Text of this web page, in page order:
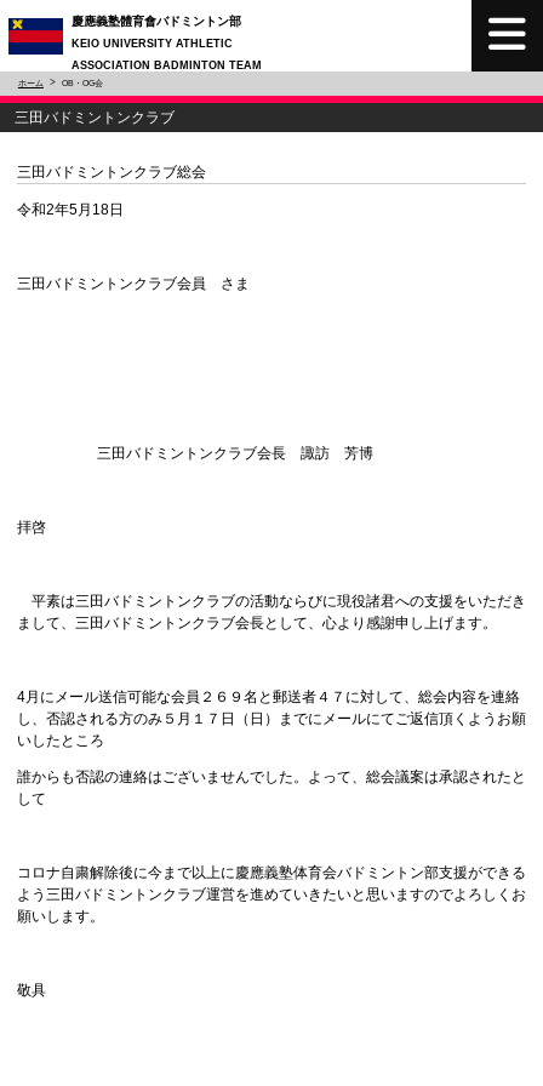
慶應義塾體育會バドミントン部
KEIO UNIVERSITY ATHLETIC
ASSOCIATION BADMINTON TEAM
ホーム OB・OG会
三田バドミントンクラブ
三田バドミントンクラブ総会
令和2年5月18日
三田バドミントンクラブ会員 さま
三田バドミントンクラブ会長 諏訪 芳博
拝啓
平素は三田バドミントンクラブの活動ならびに現役諸君への支援をいただき
まして、三田バドミントンクラブ会長として、心より感謝申し上げます。
4月にメール送信可能な会員２６９名と郵送者４７に対して、総会内容を連絡
し、否認される方のみ５月１７日（日）までにメールにてご返信頂くようお願
いしたところ
誰からも否認の連絡はございませんでした。よって、総会議案は承認されたと
して
コロナ自粛解除後に今まで以上に慶應義塾体育会バドミントン部支援ができる
よう三田バドミントンクラブ運営を進めていきたいと思いますのでよろしくお
願いします。
敬具